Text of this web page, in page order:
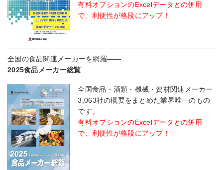
有料オプションのExcelデータとの併用
で、利便性が格段にアップ！
全国の食品関連メーカーを網羅――
2025食品メーカー総覧
全国食品・酒類・機械・資材関連メーカー
3,063社の概要をまとめた業界唯一のもの
です。
有料オプションのExcelデータとの併用
で、利便性が格段にアップ！